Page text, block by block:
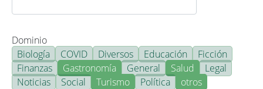
Dominio
Biología
COVID Diversos Educación
Ficción
Finanzas
Gastronomía General Salud
Legal
Noticias
Social Turismo Política otros